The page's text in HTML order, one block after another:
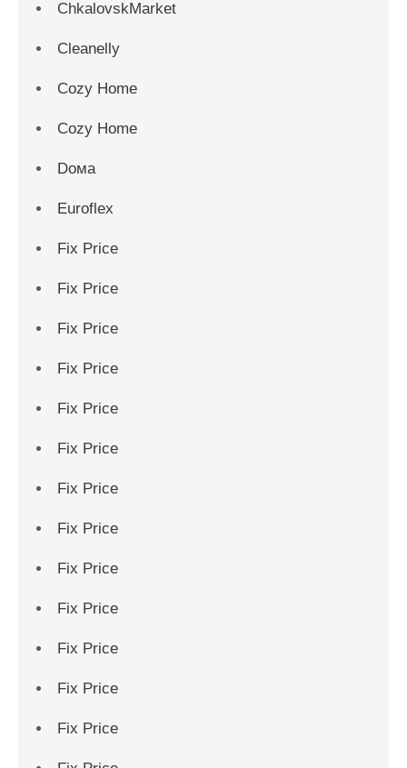
ChkalovskMarket
Cleanelly
Cozy Home
Cozy Home
Dома
Euroflex
Fix Price
Fix Price
Fix Price
Fix Price
Fix Price
Fix Price
Fix Price
Fix Price
Fix Price
Fix Price
Fix Price
Fix Price
Fix Price